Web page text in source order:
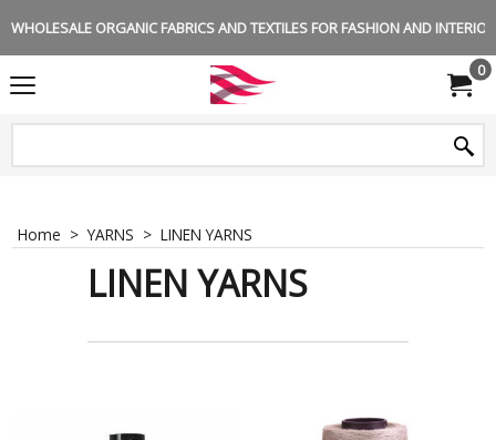
WHOLESALE ORGANIC FABRICS AND TEXTILES FOR FASHION AND
0
Home >YARNS > LINEN YARNS
LINEN YARNS